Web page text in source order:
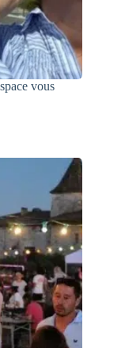
vous